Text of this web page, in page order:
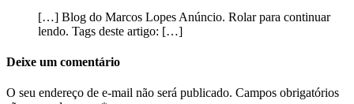
[…] Blog do Marcos Lopes Anúncio. Rolar para continuar
lendo. Tags deste artigo: […]
Deixe um comentário
O seu endereço de e-mail não será publicado. Campos obrigatórios